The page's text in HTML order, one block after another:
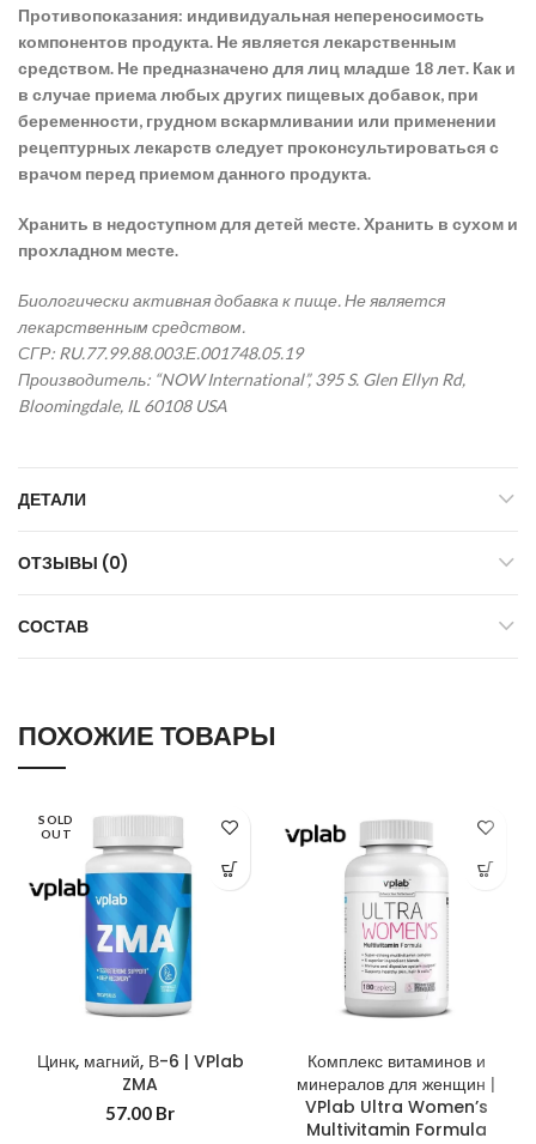
Противопоказания: индивидуальная непереносимость
компонентов продукта. Не является лекарственным
средством. Не предназначено для лиц младше 18 лет. Как и
в случае приема любых других пищевых добавок, при
беременности, грудном вскармливании или применении
рецептурных лекарств следует проконсультироваться с
врачом перед приемом данного продукта.
Хранить в недоступном для детей месте. Хранить в сухом и
прохладном месте.
Биологически активная добавка к пище. Не является
лекарственным средством.
СГР: RU.77.99.88.003.Е.001748.05.19
Производитель: “NOW International”, 395 S. Glen Ellyn Rd,
Bloomingdale, IL 60108 USA
ДЕТАЛИ
ОТЗЫВЫ (0)
СОСТАВ
ПОХОЖИЕ ТОВАРЫ
SOLD
OUT
Цинк, магний, В-6 | VPlab
ZMA
57.00 Br
Комплекс витаминов и
минералов для женщин |
VPlab Ultra Women’s
Multivitamin Formula